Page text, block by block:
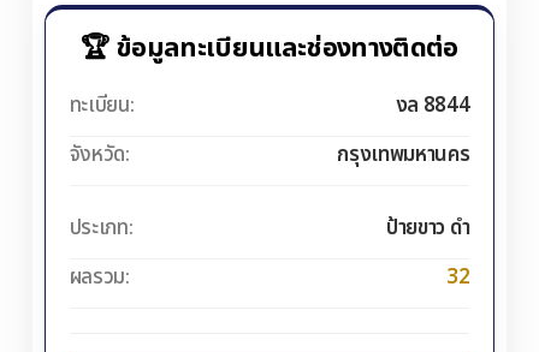
🏆 ข้อมูลทะเบียนและช่องทางติดต่อ
ทะเบียน:
งล 8844
จังหวัด:
กรุงเทพมหานคร
ประเภท:
ป้ายขาว ดำ
ผลรวม:
32